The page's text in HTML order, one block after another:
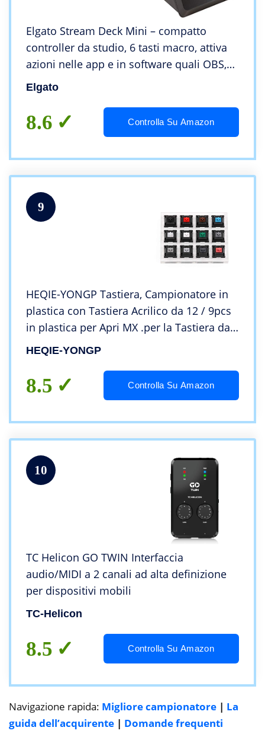
Elgato Stream Deck Mini – compatto
controller da studio, 6 tasti macro, attiva
azioni nelle app e in software quali OBS,
Twitch, ​YouTube e altro, funziona con Mac
e PC
Elgato
8.6 Controlla Su Amazon
9
HEQIE-YONGP Tastiera, Campionatore in
plastica con Tastiera Acrilico da 12 / 9pcs
in plastica per Apri MX .per la Tastiera da
Gioco del PC (Color : 9 Keyboards)
HEQIE-YONGP
8.5 Controlla Su Amazon
10
TC Helicon GO TWIN Interfaccia
audio/MIDI a 2 canali ad alta definizione
per dispositivi mobili
TC-Helicon
8.5 Controlla Su Amazon
Navigazione rapida: Migliore campionatore | La
guida dell’acquirente | Domande frequenti